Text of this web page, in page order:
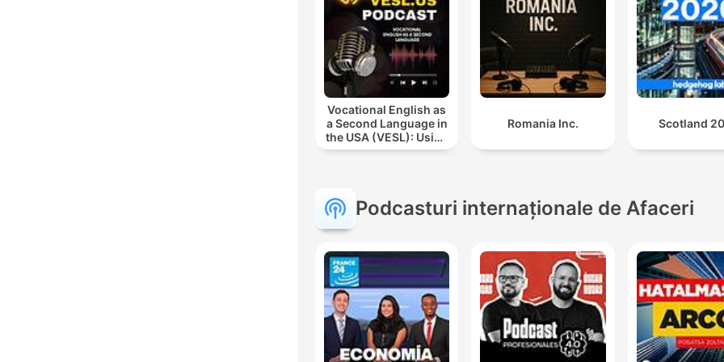
Vocational English as
a Second Language in
the USA (VESL): Using
English for Jobs and
Romania Inc. Scotland
Podcasturi internaționale de Afaceri